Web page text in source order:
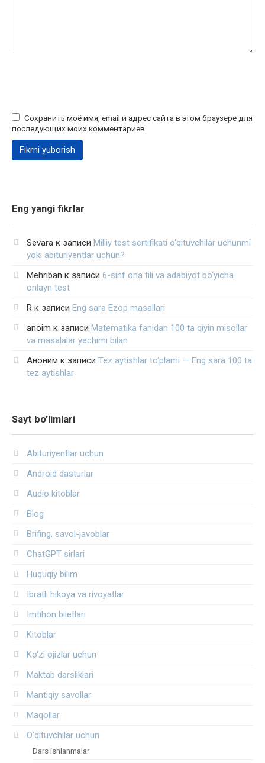
Сохранить моё имя, email и адрес сайта в этом браузере для
последующих моих комментариев.
Eng yangi fikrlar
Sevara к записи Milliy test sertifikati o‘qituvchilar uchunmi
yoki abituriyentlar uchun?
Mehriban к записи 6-sinf ona tili va adabiyot bo‘yicha
onlayn test
R к записи Eng sara Ezop masallari
anoim к записи Matematika fanidan 100 ta qiyin misollar
va masalalar yechimi bilan
Аноним к записи Tez aytishlar to‘plami — Eng sara 100 ta
tez aytishlar
Sayt bo’limlari
Abituriyentlar uchun
Android dasturlar
Audio kitoblar
Blog
Brifing, savol-javoblar
ChatGPT sirlari
Huquqiy bilim
Ibratli hikoya va rivoyatlar
Imtihon biletlari
Kitoblar
Ko‘zi ojizlar uchun
Maktab darsliklari
Mantiqiy savollar
Maqollar
O‘qituvchilar uchun
Dars ishlanmalar